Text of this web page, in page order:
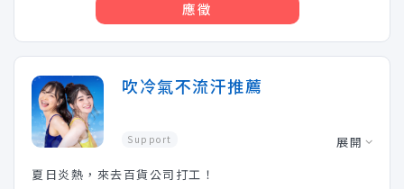
應徵
吹冷氣不流汗推薦
展開
Support
夏日炎熱，來去百貨公司打工！